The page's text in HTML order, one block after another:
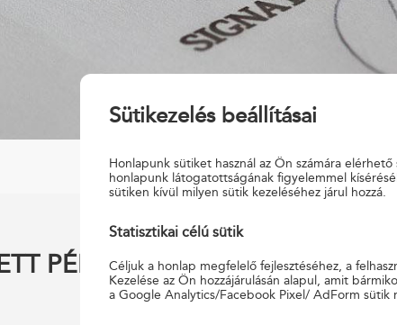
PÉNZÜGYI
Sütikezelés beállításai
Honlapunk sütiket használ az Ön számára
honlapunk látogatottságának figyelemmel
sütiken kívül milyen sütik kezeléséhez járul hozzá.
Statisztikai célú sütik
Céljuk a honlap megfelelő fejlesztéséhez, a
Kezelése az Ön hozzájárulásán alapul, amit
a Google Analytics/Facebook Pixel/ AdForm sütik